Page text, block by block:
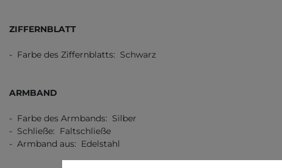
ZIFFERNBLATT
- Farbe des Ziffernblatts: Schwarz
ARMBAND
- Farbe des Armbands: Silber
- Schließe: Faltschließe
- Armband aus: Edelstahl